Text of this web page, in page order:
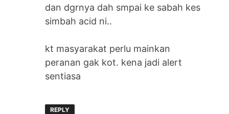
dan dgrnya dah smpai ke sabah kes
simbah acid ni..
kt masyarakat perlu mainkan
peranan gak kot. kena jadi alert
sentiasa
REPLY